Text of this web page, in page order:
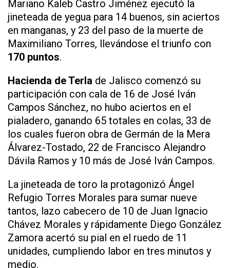
Mariano Kaleb Castro Jiménez ejecutó la
jineteada de yegua para 14 buenos, sin aciertos
en manganas, y 23 del paso de la muerte de
Maximiliano Torres, llevándose el triunfo con
170 puntos.
Hacienda de Terla de Jalisco comenzó su
participación con cala de 16 de José Iván
Campos Sánchez, no hubo aciertos en el
pialadero, ganando 65 totales en colas, 33 de
los cuales fueron obra de Germán de la Mera
Álvarez-Tostado, 22 de Francisco Alejandro
Dávila Ramos y 10 más de José Iván Campos.
La jineteada de toro la protagonizó Ángel
Refugio Torres Morales para sumar nueve
tantos, lazo cabecero de 10 de Juan Ignacio
Chávez Morales y rápidamente Diego González
Zamora acertó su pial en el ruedo de 11
unidades, cumpliendo labor en tres minutos y
medio.